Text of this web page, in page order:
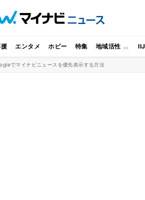
エンタメ ホビー 特集 地域活性 IIJ
でマイナビニュースを優先表示する方法